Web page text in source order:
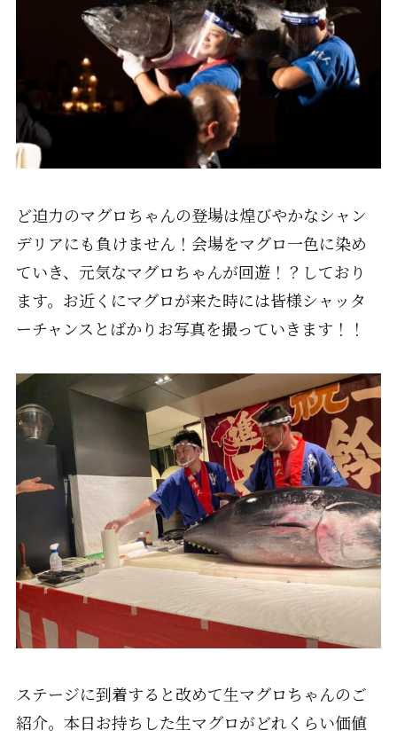
ど迫力のマグロちゃんの登場は煌びやかなシャン
デリアにも負けません！会場をマグロ一色に染め
ていき、元気なマグロちゃんが回遊！？しており
ます。お近くにマグロが来た時には皆様シャッタ
ーチャンスとばかりお写真を撮っていきます！！
ステージに到着すると改めて生マグロちゃんのご
紹介。本日お持ちした生マグロがどれくらい価値